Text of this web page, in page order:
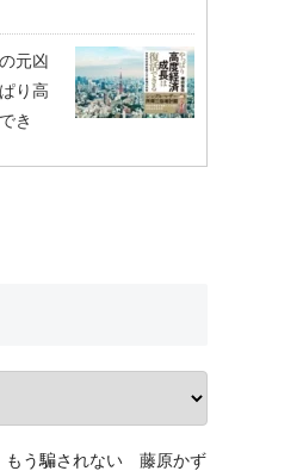
元凶
り高
き
もう騙されない 藤原かず